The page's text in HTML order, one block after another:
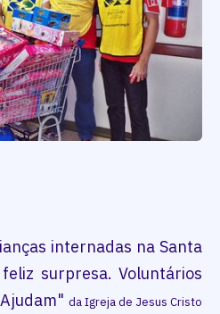
internadas na Santa
surpresa. Voluntários
da Igreja de Jesus Cristo